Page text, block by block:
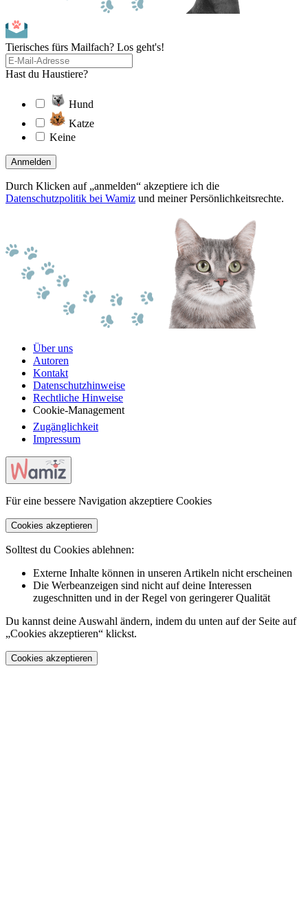
Tierisches fürs Mailfach? Los geht's!
Hast du Haustiere?
Hund
Katze
Keine
Anmelden
Durch Klicken auf „anmelden“ akzeptiere ich die
Datenschutzpolitik bei Wamiz und meiner Persönlichkeitsrechte.
Über uns
Autoren
Kontakt
Datenschutzhinweise
Rechtliche Hinweise
Cookie-Management
Zugänglichkeit
Impressum
Für eine bessere Navigation akzeptiere Cookies
Cookies akzeptieren
Solltest du Cookies ablehnen:
Externe Inhalte können in unseren Artikeln nicht erscheinen
Die Werbeanzeigen sind nicht auf deine Interessen
zugeschnitten und in der Regel von geringerer Qualität
Du kannst deine Auswahl ändern, indem du unten auf der Seite auf
„Cookies akzeptieren“ klickst.
Cookies akzeptieren